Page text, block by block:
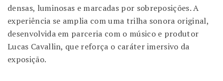
densas, luminosas e marcadas por sobreposições. A
experiência se amplia com uma trilha sonora original,
desenvolvida em parceria com o músico e produtor
Lucas Cavallin, que reforça o caráter imersivo da
exposição.